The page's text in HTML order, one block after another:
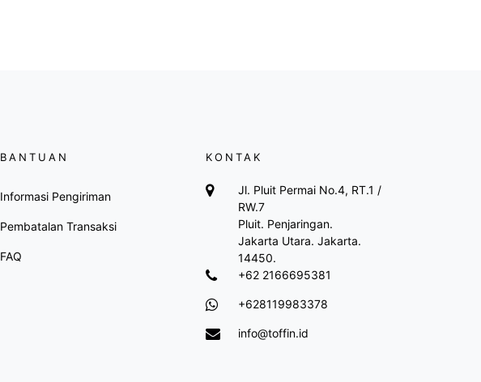
BANTUAN
Informasi Pengiriman
Pembatalan Transaksi
FAQ
KONTAK
Jl. Pluit Permai No.4, RT.1 /
RW.7
Pluit. Penjaringan.
Jakarta Utara. Jakarta.
14450.
+62 2166695381
+628119983378
info@toffin.id